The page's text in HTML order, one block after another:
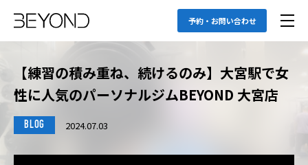
予約・お問い合わせ
【練習の積み重ね、続けるのみ】大宮駅で女
性に人気のパーソナルジムBEYOND 大宮店
BLOG 2024.07.03